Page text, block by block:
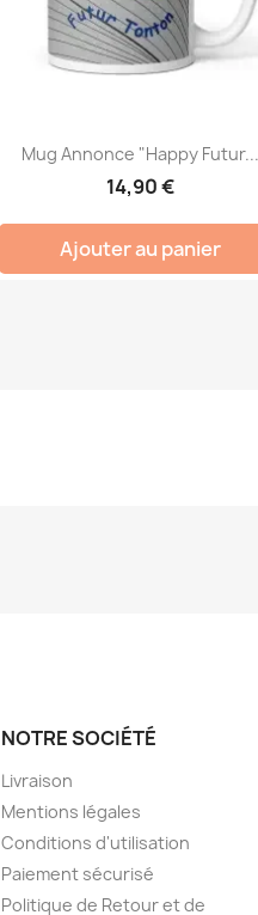
Mug Annonce "Happy Futur...
14,90 €
Ajouter au panier
NOTRE SOCIÉTÉ
Livraison
Mentions légales
Conditions d'utilisation
Paiement sécurisé
Politique de Retour et de